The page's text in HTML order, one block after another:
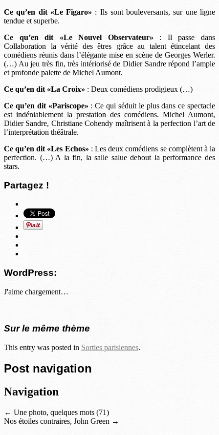
Ce qu’en dit «Le Figaro» : Ils sont bouleversants, sur une ligne
tendue et superbe.
Ce qu’en dit «Le Nouvel Observateur» : Il passe dans
Collaboration la vérité des êtres grâce au talent étincelant des
comédiens réunis dans l’élégante mise en scène de Georges Werler.
(…) Au jeu très fin, très intériorisé de Didier Sandre répond l’ample
et profonde palette de Michel Aumont.
Ce qu’en dit «La Croix» : Deux comédiens prodigieux (…)
Ce qu’en dit «Pariscope» : Ce qui séduit le plus dans ce spectacle
est indéniablement la prestation des comédiens. Michel Aumont,
Didier Sandre, Christiane Cohendy maîtrisent à la perfection l’art de
l’interprétation théâtrale.
Ce qu’en dit «Les Echos» : Les deux comédiens se complètent à la
perfection. (…) A la fin, la salle salue debout la performance des
stars.
Partagez !
WordPress:
J'aime chargement…
Sur le même thème
This entry was posted in Sorties parisiennes.
Post navigation
Navigation
← Une photo, quelques mots (71)
Nos étoiles contraires, John Green →